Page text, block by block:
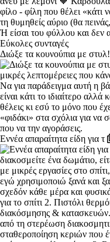
Διώξε τα κουνούπια με στυλ!
Εννέα απαραίτητα είδη για τ